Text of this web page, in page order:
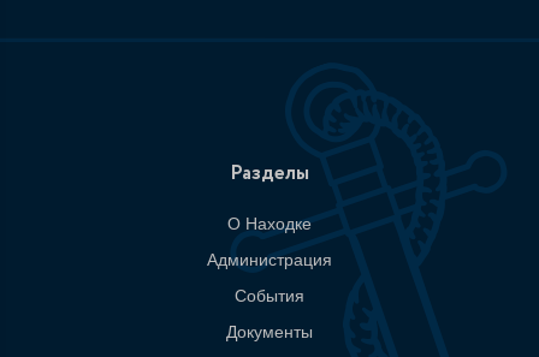
Разделы
О Находке
Администрация
События
Документы